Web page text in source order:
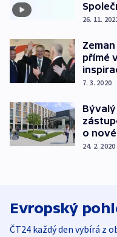
26. 11.
přímé
7. 3. 2020
o
24. 2. 2020
Evropský
ČT24 každý den vybírá z